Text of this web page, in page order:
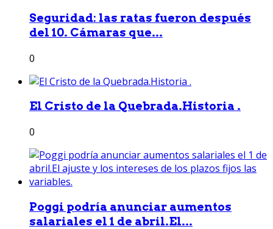
Seguridad: las ratas fueron después
del 10. Cámaras que...
0
El Cristo de la Quebrada.Historia .
0
Poggi podría anunciar aumentos
salariales el 1 de abril.El...